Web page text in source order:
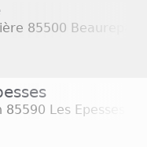
85500 Beaurepaire
85590 Les Epesses